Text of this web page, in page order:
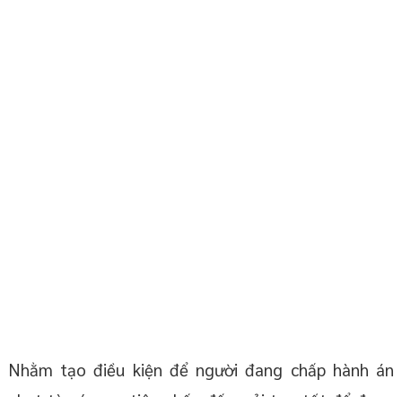
Nhằm tạo điều kiện để người đang chấp hành án